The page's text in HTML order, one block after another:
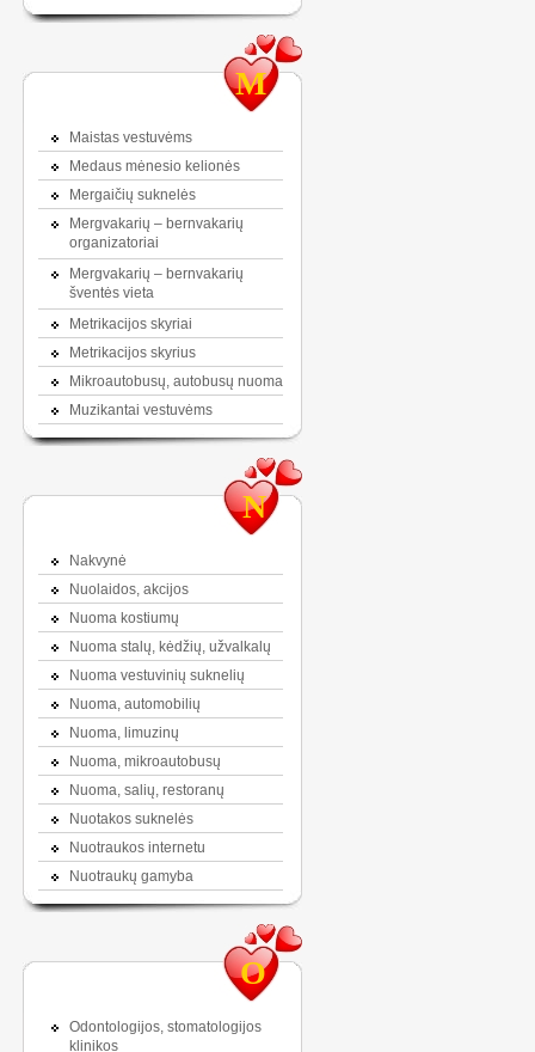
M
Maistas vestuvėms
Medaus mėnesio kelionės
Mergaičių suknelės
Mergvakarių – bernvakarių
organizatoriai
Mergvakarių – bernvakarių
šventės vieta
Metrikacijos skyriai
Metrikacijos skyrius
Mikroautobusų, autobusų nuoma
Muzikantai vestuvėms
N
Nakvynė
Nuolaidos, akcijos
Nuoma kostiumų
Nuoma stalų, kėdžių, užvalkalų
Nuoma vestuvinių suknelių
Nuoma, automobilių
Nuoma, limuzinų
Nuoma, mikroautobusų
Nuoma, salių, restoranų
Nuotakos suknelės
Nuotraukos internetu
Nuotraukų gamyba
O
Odontologijos, stomatologijos
klinikos